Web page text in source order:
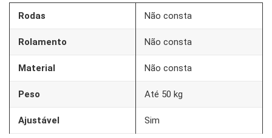
Rodas Não consta
Rolamento Não consta
Material Não consta
Peso Até 50 kg
Ajustável Sim